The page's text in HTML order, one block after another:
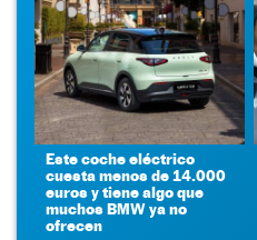
Este coche eléctrico
cuesta menos de 14.000
euros y tiene algo que
muchos BMW ya no
ofrecen